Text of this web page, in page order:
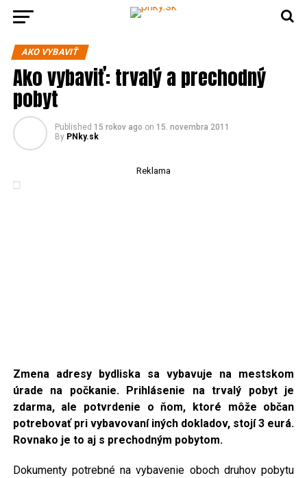
AKO VYBAVIŤ
Ako vybaviť: trvalý a prechodný
pobyt
Published 15 rokov ago on 15. novembra 2011
By PNky.sk
Reklama
Zmena adresy bydliska sa vybavuje na mestskom
úrade na počkanie. Prihlásenie na trvalý pobyt je
zdarma, ale potvrdenie o ňom, ktoré môže občan
potrebovať pri vybavovaní iných dokladov, stojí 3 eurá.
Rovnako je to aj s prechodným pobytom.
Dokumenty potrebné na vybavenie oboch druhov pobytu